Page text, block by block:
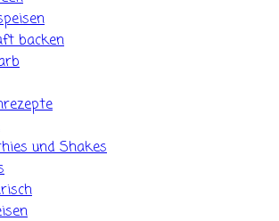
backen
und Shakes